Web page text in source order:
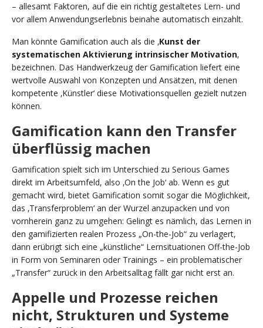
– allesamt Faktoren, auf die ein richtig gestaltetes Lern- und
vor allem Anwendungserlebnis beinahe automatisch einzahlt.
Man könnte Gamification auch als die ‚Kunst der
systematischen Aktivierung intrinsischer Motivation‚
bezeichnen. Das Handwerkzeug der Gamification liefert eine
wertvolle Auswahl von Konzepten und Ansätzen, mit denen
kompetente ‚Künstler‘ diese Motivationsquellen gezielt nutzen
können.
Gamification kann den Transfer
überflüssig machen
Gamification spielt sich im Unterschied zu Serious Games
direkt im Arbeitsumfeld, also ‚On the Job‘ ab. Wenn es gut
gemacht wird, bietet Gamification somit sogar die Möglichkeit,
das ‚Transferproblem‘ an der Wurzel anzupacken und von
vornherein ganz zu umgehen: Gelingt es nämlich, das Lernen in
den gamifizierten realen Prozess „On-the-Job“ zu verlagert,
dann erübrigt sich eine „künstliche“ Lernsituationen Off-the-Job
in Form von Seminaren oder Trainings – ein problematischer
„Transfer“ zurück in den Arbeitsalltag fällt gar nicht erst an.
Appelle und Prozesse reichen
nicht, Strukturen und Systeme